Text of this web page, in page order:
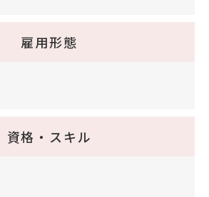
雇用形態
資格・スキル